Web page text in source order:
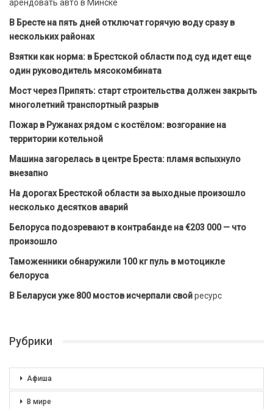
арендовать авто в Минске
В Бресте на пять дней отключат горячую воду сразу в
нескольких районах
Взятки как норма: в Брестской области под суд идет еще
один руководитель мясокомбината
Мост через Припять: старт строительства должен закрыть
многолетний транспортный разрыв
Пожар в Ружанах рядом с костёлом: возгорание на
территории котельной
Машина загорелась в центре Бреста: пламя вспыхнуло
внезапно
На дорогах Брестской области за выходные произошло
несколько десятков аварий
Белоруса подозревают в контрабанде на €203 000 — что
произошло
Таможенники обнаружили 100 кг пуль в мотоцикле
белоруса
В Беларуси уже 800 мостов исчерпали свойресурс
Рубрики
Афиша
В мире